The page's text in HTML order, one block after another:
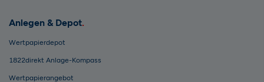
Anlegen & Depot
Wertpapierdepot
1822direkt Anlage-Kompass
Wertpapierangebot